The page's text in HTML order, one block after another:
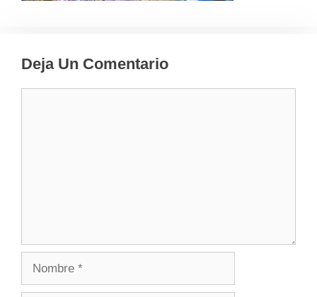
Deja Un Comentario